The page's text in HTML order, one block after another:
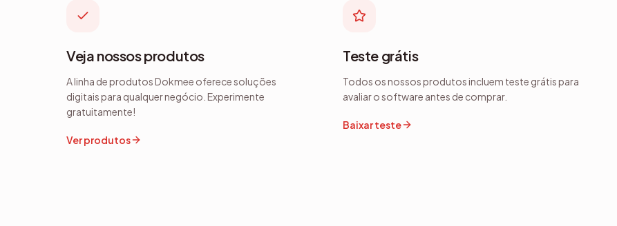
Veja nossos produtos
A linha de produtos Dokmee oferece soluções
digitais para qualquer negócio. Experimente
gratuitamente!
Ver produtos
Teste grátis
Todos os nossos produtos incluem teste grátis para
avaliar o software antes de comprar.
Baixar teste